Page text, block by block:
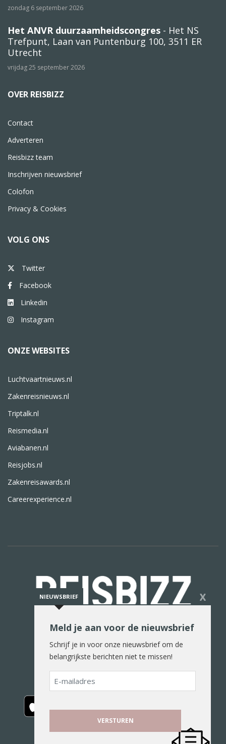
zondag 6 september 2026
Het ANVR duurzaamheidscongres - Het NS
Trefpunt, Laan van Puntenburg 100, 3511 ER
Utrecht
vrijdag 25 september 2026
OVER REISBIZZ
Contact
Adverteren
Reisbizz team
Inschrijven nieuwsbrief
Colofon
Privacy & Cookies
VOLG ONS
Twitter
Facebook
Linkedin
Instagram
ONZE WEBSITES
Luchtvaartnieuws.nl
Zakenreisnieuws.nl
Triptalk.nl
Reismedia.nl
Aviabanen.nl
Reisjobs.nl
Zakenreisawards.nl
Careerexperience.nl
De reiswereld in woord en beeld
NIEUWSBRIEF X
Meld je aan voor de nieuwsbrief
Schrijf je in voor onze nieuwsbrief om de
belangrijkste berichten niet te missen!
E-
mailadres